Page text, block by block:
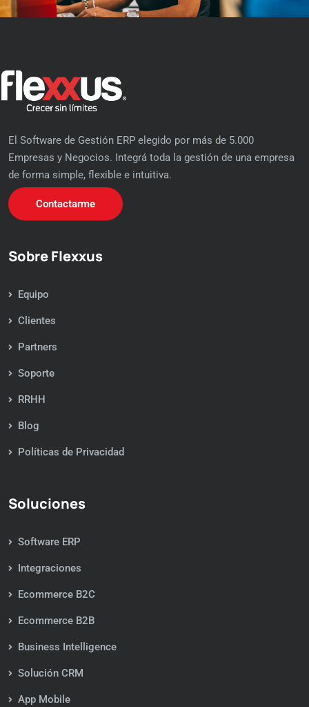
El Software de Gestión ERP elegido por más de 5.000
Empresas y Negocios. Integrá toda la gestión de una empresa
de forma simple, flexible e intuitiva.
Contactarme
Sobre Flexxus
Equipo
Clientes
Partners
Soporte
RRHH
Blog
Políticas de Privacidad
Soluciones
Software ERP
Integraciones
Ecommerce B2C
Ecommerce B2B
Business Intelligence
Solución CRM
App Mobile